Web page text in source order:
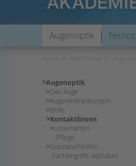
Augenoptik
Home INFO-Portal
Augenoptik
Das Auge
Augenerkrankungen
Brille
Kontaktlinsen
Linsenarten
Pflege
Spezialsehhilfen
Fachbegriffe-Alphabet